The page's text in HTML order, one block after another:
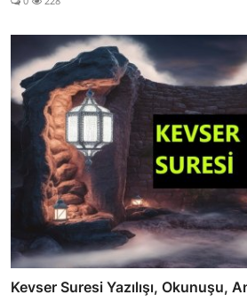
Kevser Suresi Yazılışı, Okunuşu,